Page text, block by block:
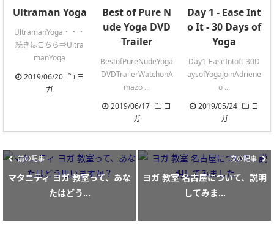
Ultraman Yoga
UltramanYoga・・・
続きはこちら⇒Ultra
manYoga
2019/06/20
ヨ
ガ
Best of Pure N
ude Yoga DVD
Trailer
BestofPureNudeYoga
DVDTrailerWatchonA
mazo ...
2019/06/17
ヨ
ガ
Day 1 - Ease Int
o It - 30 Days of
Yoga
Day1-EaseIntoIt-30D
aysofYogaJoinAdriene
o ...
2019/05/24
ヨ
ガ
前の記事
マタニティ ヨガ 教室って、あな
たはどう...
次の記事
ヨガ 教室 名古屋について、説明
してみま...